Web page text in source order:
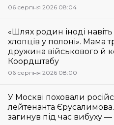
06 серпня 2026 08:04
«Шлях родин іноді
хлопців у полоні». Мама
дружина військового й
Коордштабу
06 серпня 2026 08:00
У Москві поховали
лейтенанта Єрусалимова.
загинув під час вибуху —